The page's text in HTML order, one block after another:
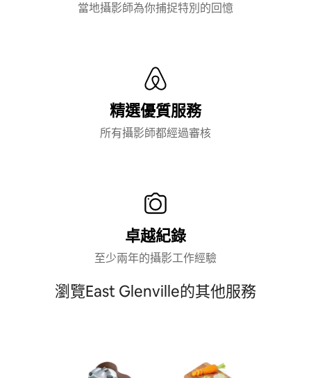
當地攝影師為你捕捉特別的回憶
精選優質服務
所有攝影師都經過審核
卓越紀錄
至少兩年的攝影工作經驗
瀏覽East Glenville的其他服務